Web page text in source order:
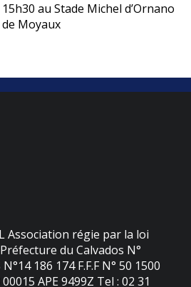
15h30 au Stade Michel d’Ornano
de Moyaux
Association régie par la loi
du Calvados N°
186 174 F.F.F N° 50 1500
APE 9499Z Tel : 02 31